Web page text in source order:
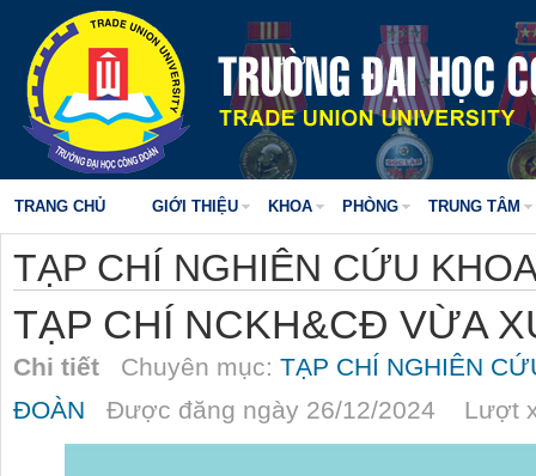
TRANG CHỦ GIỚI THIỆU KHOA PHÒNG TRUNG TÂM
TẠP CHÍ NGHIÊN CỨU
TẠP CHÍ NCKH&CĐ VỪA
Chi tiết Chuyên mục: TẠP CHÍ NGHIÊN
ĐOÀN Được đăng ngày 26/12/2024 Lượt